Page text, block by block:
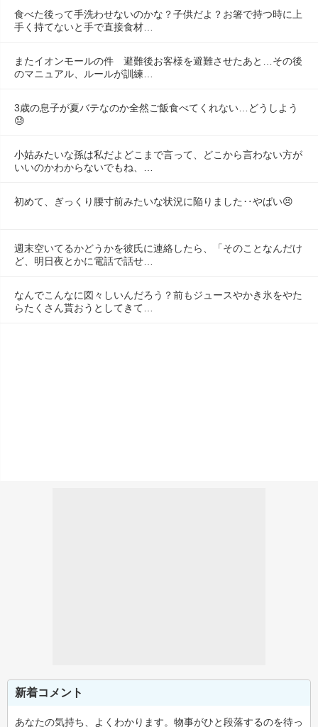
食べた後って手洗わせないのかな？子供だよ？お箸で持つ時に上
手く持てないと手で直接食材…
またイオンモールの件　避難後お客様を避難させたあと…その後
のマニュアル、ルールが訓練…
3歳の息子が夏バテなのか全然ご飯食べてくれない…どうしよう
😓
小姑みたいな孫は私だよどこまで言って、どこから言わない方が
いいのかわからないでもね、…
初めて、ぎっくり腰寸前みたいな状況に陥りました‥やばい😣
週末空いてるかどうかを彼氏に連絡したら、「そのことなんだけ
ど、明日夜とかに電話で話せ…
なんでこんなに図々しいんだろう？前もジュースやかき氷をやた
らたくさん貰おうとしてきて…
新着コメント
あなたの気持ち、よくわかります。物事がひと段落するのを待っ